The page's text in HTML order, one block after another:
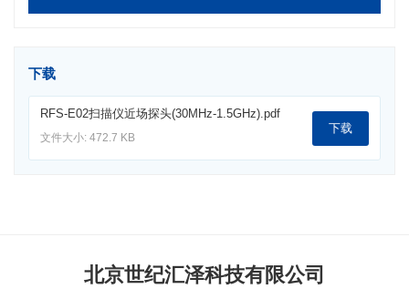
下载
RFS-E02扫描仪近场探头(30MHz-1.5GHz).pdf
文件大小: 472.7 KB
下载
北京世纪汇泽科技有限公司